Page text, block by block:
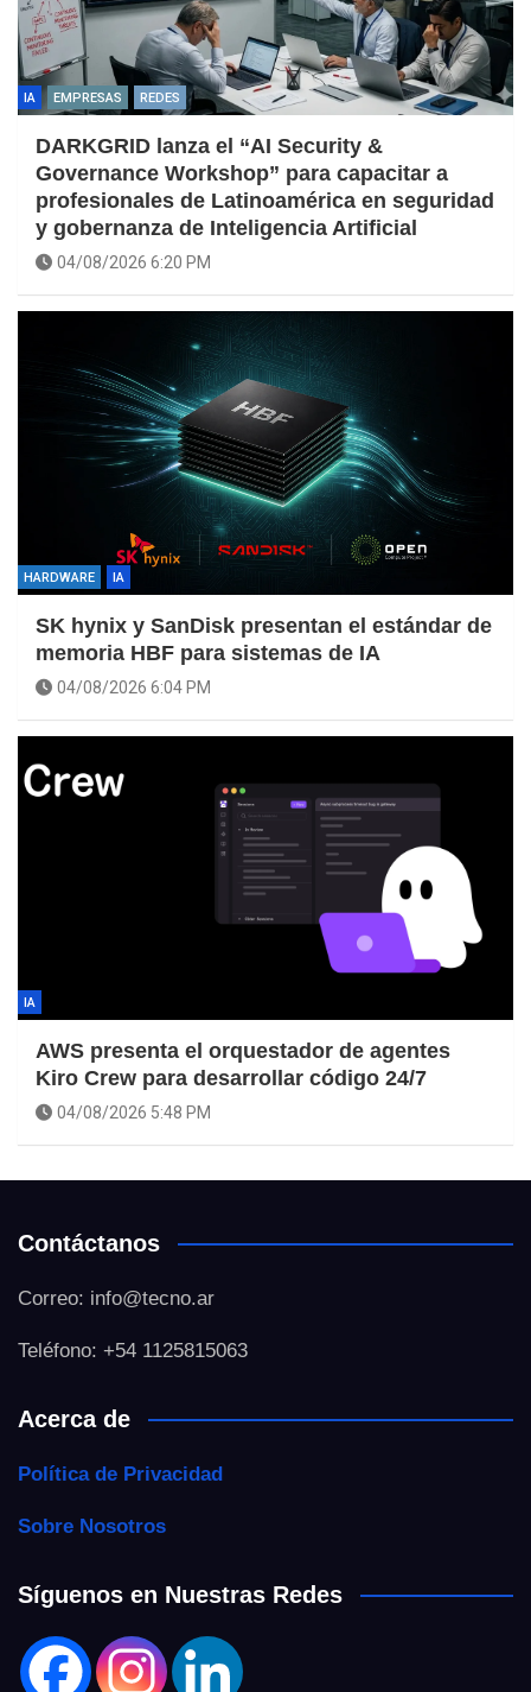
IA EMPRESAS REDES
DARKGRID lanza el “AI Security &
Governance Workshop” para capacitar a
profesionales de Latinoamérica en seguridad
y gobernanza de Inteligencia Artificial
04/08/2026 6:20 PM
HARDWARE IA
SK hynix y SanDisk presentan el estándar de
memoria HBF para sistemas de IA
04/08/2026 6:04 PM
IA
AWS presenta el orquestador de agentes
Kiro Crew para desarrollar código 24/7
04/08/2026 5:48 PM
Contáctanos
Correo: info@tecno.ar
Teléfono: +54 1125815063
Acerca de
Política de Privacidad
Sobre Nosotros
Síguenos en Nuestras Redes